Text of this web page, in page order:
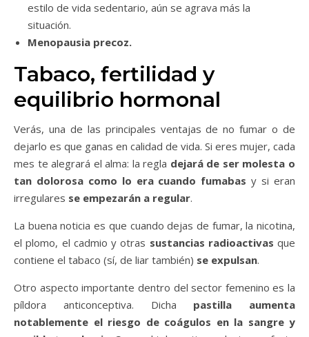
estilo de vida sedentario, aún se agrava más la
situación.
Menopausia precoz.
Tabaco, fertilidad y
equilibrio hormonal
Verás, una de las principales ventajas de no fumar o de
dejarlo es que ganas en calidad de vida. Si eres mujer, cada
mes te alegrará el alma: la regla dejará de ser molesta o
tan dolorosa como lo era cuando fumabas y si eran
irregulares se empezarán a regular.
La buena noticia es que cuando dejas de fumar, la nicotina,
el plomo, el cadmio y otras sustancias radioactivas que
contiene el tabaco (sí, de liar también) se expulsan.
Otro aspecto importante dentro del sector femenino es la
píldora anticonceptiva. Dicha pastilla aumenta
notablemente el riesgo de coágulos en la sangre y